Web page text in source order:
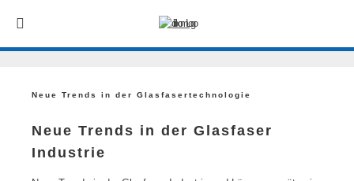
Neue Trends in der Glasfasertechnologie
Neue Trends in der Glasfaser
Industrie